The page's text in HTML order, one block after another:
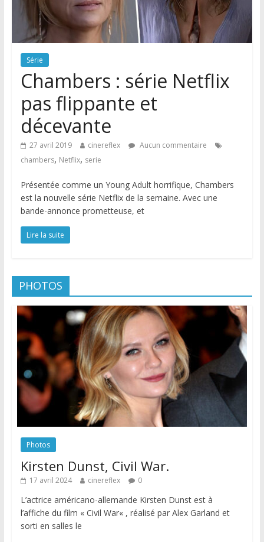
Série
Chambers : série Netflix
pas flippante et
décevante
27 avril 2019 cinereflex
Aucun commentaire
chambers, Netflix, serie
Présentée comme un Young Adult horrifique, Chambers
est la nouvelle série Netflix de la semaine. Avec une
bande-annonce prometteuse, et
Lire la suite
PHOTOS
Photos
Kirsten Dunst, Civil War.
17 avril 2024 cinereflex 0
L’actrice américano-allemande Kirsten Dunst est à
l’affiche du film « Civil War« , réalisé par Alex Garland et
sorti en salles le